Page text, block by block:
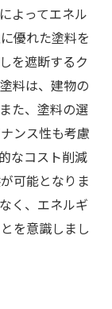
よってエネル
優れた塗料を
を遮断するク
料は、建物の
た、塗料の選
ンス性も考慮
なコスト削減
可能となりま
く、エネルギ
を意識しまし